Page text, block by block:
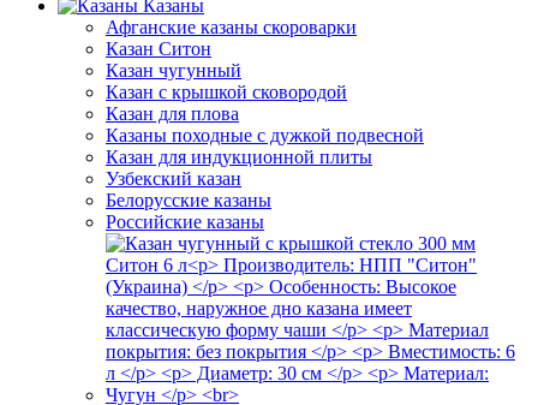
Казаны
Афганские казаны скороварки
Казан Ситон
Казан чугунный
Казан с крышкой сковородой
Казан для плова
Казаны походные с дужкой подвесной
Казан для индукционной плиты
Узбекский казан
Белорусские казаны
Российские казаны